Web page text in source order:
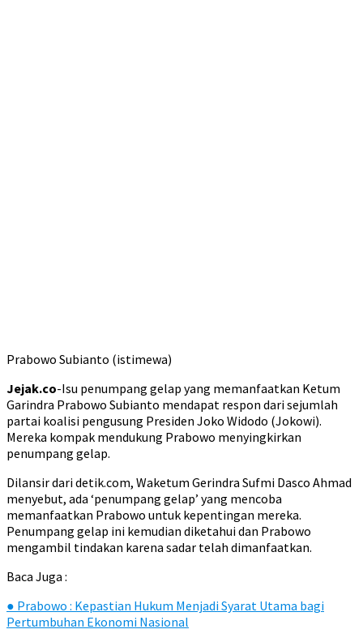
Prabowo Subianto (istimewa)
Jejak.co-Isu penumpang gelap yang memanfaatkan Ketum
Garindra Prabowo Subianto mendapat respon dari sejumlah
partai koalisi pengusung Presiden Joko Widodo (Jokowi).
Mereka kompak mendukung Prabowo menyingkirkan
penumpang gelap.
Dilansir dari detik.com, Waketum Gerindra Sufmi Dasco Ahmad
menyebut, ada ‘penumpang gelap’ yang mencoba
memanfaatkan Prabowo untuk kepentingan mereka.
Penumpang gelap ini kemudian diketahui dan Prabowo
mengambil tindakan karena sadar telah dimanfaatkan.
Baca Juga :
● Prabowo : Kepastian Hukum Menjadi Syarat Utama bagi
Pertumbuhan Ekonomi Nasional